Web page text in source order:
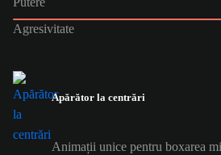
Agresivitate
Apărător la centrări
Animații unice pentru boxarea